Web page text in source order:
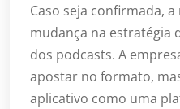
Caso seja confirmada,
mudança na estratégia
dos podcasts. A
apostar no formato,
aplicativo como uma